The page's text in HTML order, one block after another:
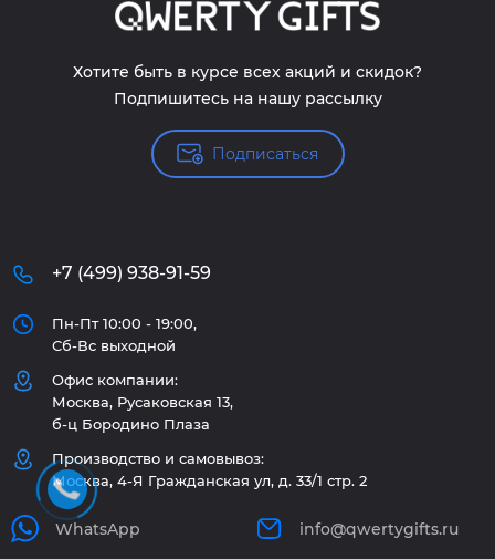
Хотите быть в курсе всех акций и скидок?
Подпишитесь на нашу рассылку
Подписаться
+7 (499) 938-91-59
Пн-Пт 10:00 - 19:00,
Сб-Вс выходной
Офис компании:
Москва, Русаковская 13,
б-ц Бородино Плаза
Производство и самовывоз:
Москва, 4-Я Гражданская ул, д. 33/1 стр. 2
WhatsApp info@qwertygifts.ru